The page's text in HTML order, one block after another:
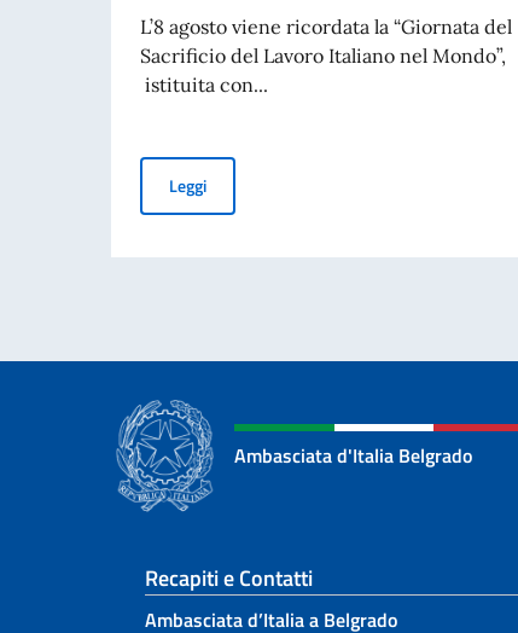
L’8 agosto viene ricordata la “Giornata del
Sacrificio del Lavoro Italiano nel Mondo”,
istituita con...
LeggiCOMMEMORAZIONE DEL 70.
Ambasciata d'Italia Belgrado
Sezione footer
Recapiti e Contatti
Ambasciata d’Italia a Belgrado